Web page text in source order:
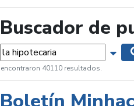
Buscador de
encontraron 40110 resultados.